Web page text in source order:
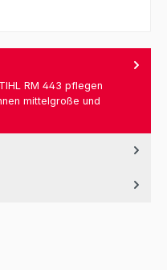
RM 443 pflegen
mittelgroße und